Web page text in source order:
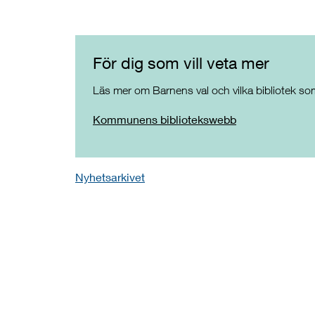
För dig som vill veta mer
Läs mer om Barnens val och vilka bibliotek
Kommunens bibliotekswebb
Nyhetsarkivet